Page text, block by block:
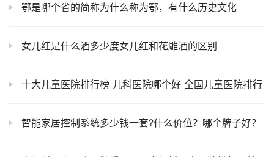
鄂是哪个省的简称为什么称为鄂，有什么历史文化
女儿红是什么酒多少度女儿红和花雕酒的区别
十大儿童医院排行榜 儿科医院哪个好 全国儿童医院排行
智能家居控制系统多少钱一套?什么价位？哪个牌子好？